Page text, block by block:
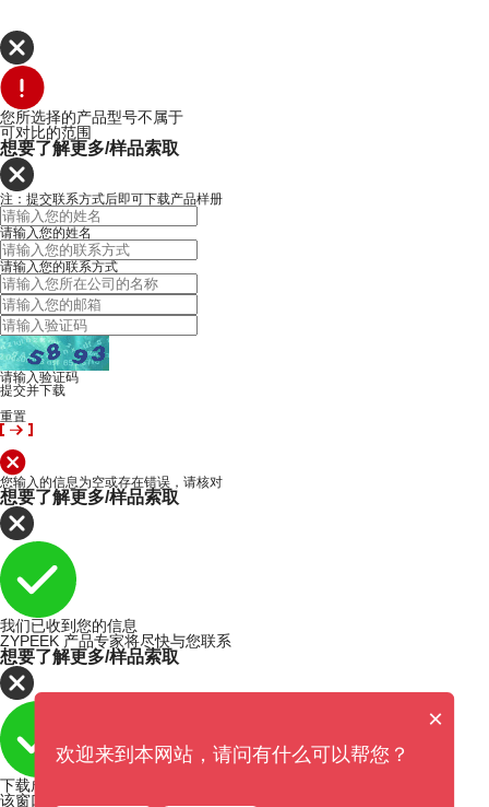
您所选择的产品型号不属于
可对比的范围
想要了解更多/样品索取
注：提交联系方式后即可下载产品样册
请输入您的姓名
请输入您的联系方式
请输入验证码
提交并下载
重置
您输入的信息为空或存在错误，请核对
想要了解更多/样品索取
我们已收到您的信息
ZYPEEK 产品专家将尽快与您联系
想要了解更多/样品索取
下载成功
该窗口即将在5秒内关闭
×
欢迎来到本网站，请问有什么可以帮您？